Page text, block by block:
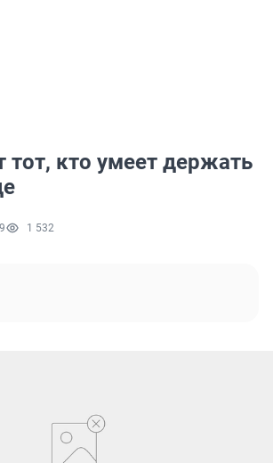
кто умеет держать
1 532